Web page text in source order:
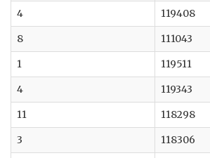
4 119408
8
111043
1
119511
4
119343
11
118298
3
118306